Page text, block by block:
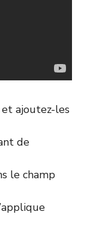
ajoutez-les
de
le champ